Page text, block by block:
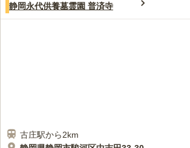
静岡永代供養墓霊園 普済寺
古庄駅から2km